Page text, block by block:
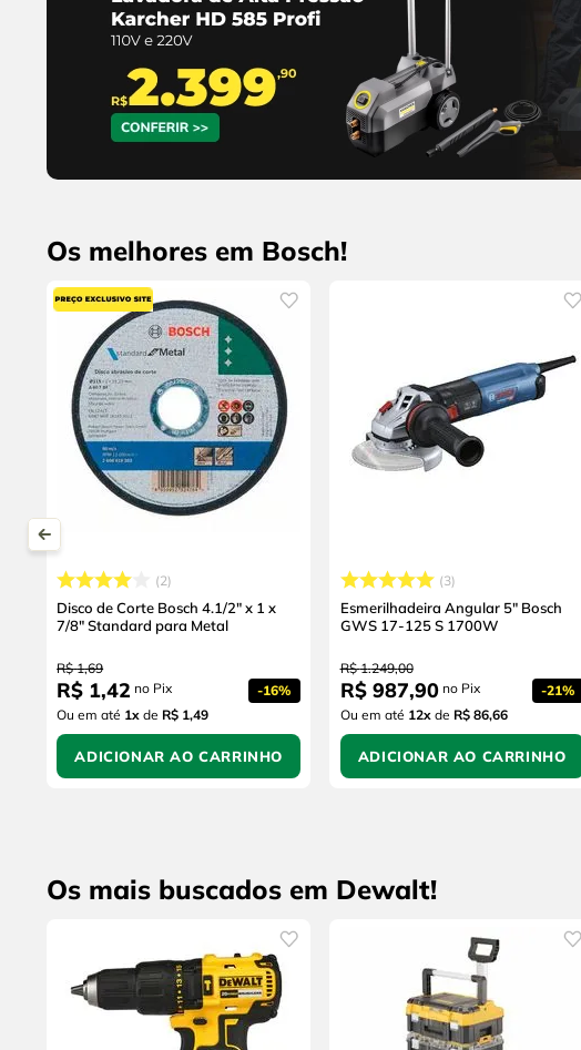
Os melhores em Bosch!
2
Disco de Corte Bosch 4.1/2" x 1 x
7/8" Standard para Metal
R$ 1,69
R$ 1,42 no Pix -16%
Ou em até 1x de R$ 1,49
ADICIONAR AO CARRINHO
3
Esmerilhadeira Angular 5" Bosch
GWS 17-125 S 1700W
R$ 1.249,00
R$ 987,90no Pix -21%
Ou em até 12xde R$ 86,66
ADICIONAR AO CARRINHO
Os mais buscados em Dewalt!